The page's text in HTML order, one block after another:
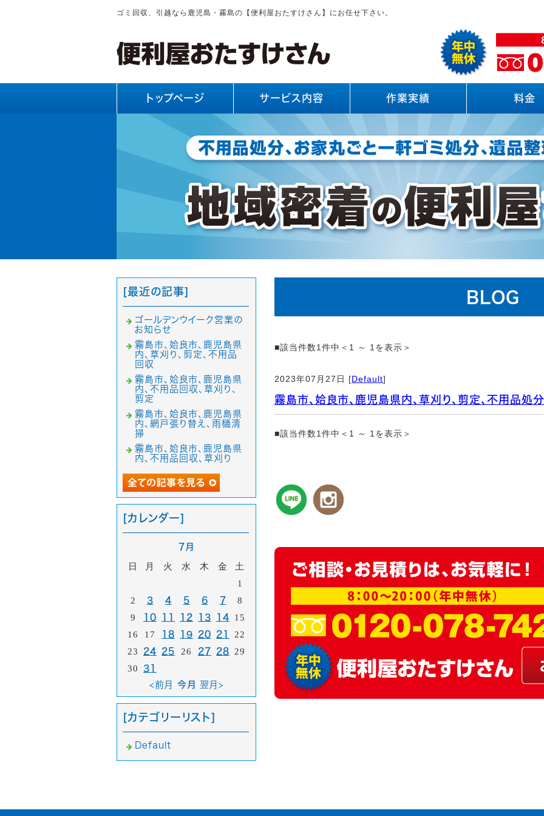
ゴミ回収、引越なら鹿児島・霧島の【便利屋おたすけさん】にお任せ下さい。
トップページ サービス内容 作業実績 料金
BLOG
■該当件数1件中＜1 ～ 1を表示＞
2023年07月27日 [Default]
霧島市、姶良市、鹿児島県内、草刈り、剪定、不用品処分
■該当件数1件中＜1 ～ 1を表示＞
[最近の記事]
ゴールデンウイーク営業の
お知らせ
霧島市、姶良市、鹿児島県
内、草刈り、剪定、不用品
回収
霧島市、姶良市、鹿児島県
内、不用品回収、草刈り、
剪定
霧島市、姶良市、鹿児島県
内、網戸張り替え、雨樋清
掃
霧島市、姶良市、鹿児島県
内、不用品回収、草刈り
[カレンダー]
7月
日 月 火 水 木 金
土
1
2
3 4 5 6 7
8
9
10 11 12 13 14
15
16
17 18 19 20 21
22
23
24 25 26 27 28
29
30
31
<前月
今月 翌月>
[カテゴリーリスト]
Default